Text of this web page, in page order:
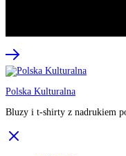
Polska Kulturalna
Bluzy i t-shirty z nadrukiem